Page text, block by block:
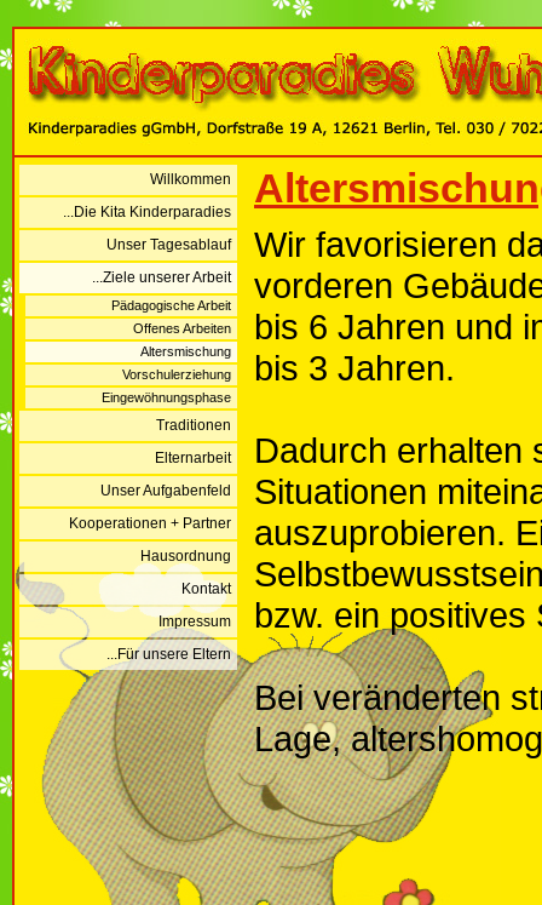
Willkommen
...Die Kita Kinderparadies
Unser Tagesablauf
...Ziele unserer Arbeit
Pädagogische Arbeit
Offenes Arbeiten
Altersmischung
Vorschulerziehung
Eingewöhnungsphase
Traditionen
Elternarbeit
Unser Aufgabenfeld
Kooperationen + Partner
Hausordnung
Kontakt
Impressum
...Für unsere Eltern
Wir favorisieren
vorderen
bis 6 Jahren und
bis 3 Jahren.
Dadurch erhalten
Situationen
auszuprobieren.
bzw. ein
Bei veränderten
Lage,